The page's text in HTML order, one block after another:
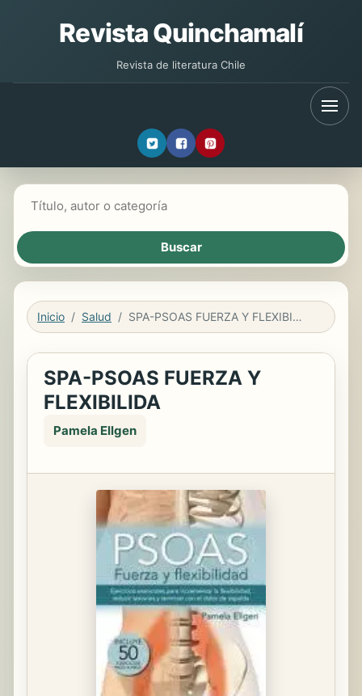
Revista Quinchamalí
Revista de literatura Chile
Inicio Salud SPA-PSOAS FUERZA Y FLEXIBILIDA
SPA-PSOAS FUERZA Y
FLEXIBILIDA
Pamela Ellgen